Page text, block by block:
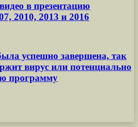
в презентацию
2010, 2013 и 2016
успешно завершена, так
вирус или потенциально
программу